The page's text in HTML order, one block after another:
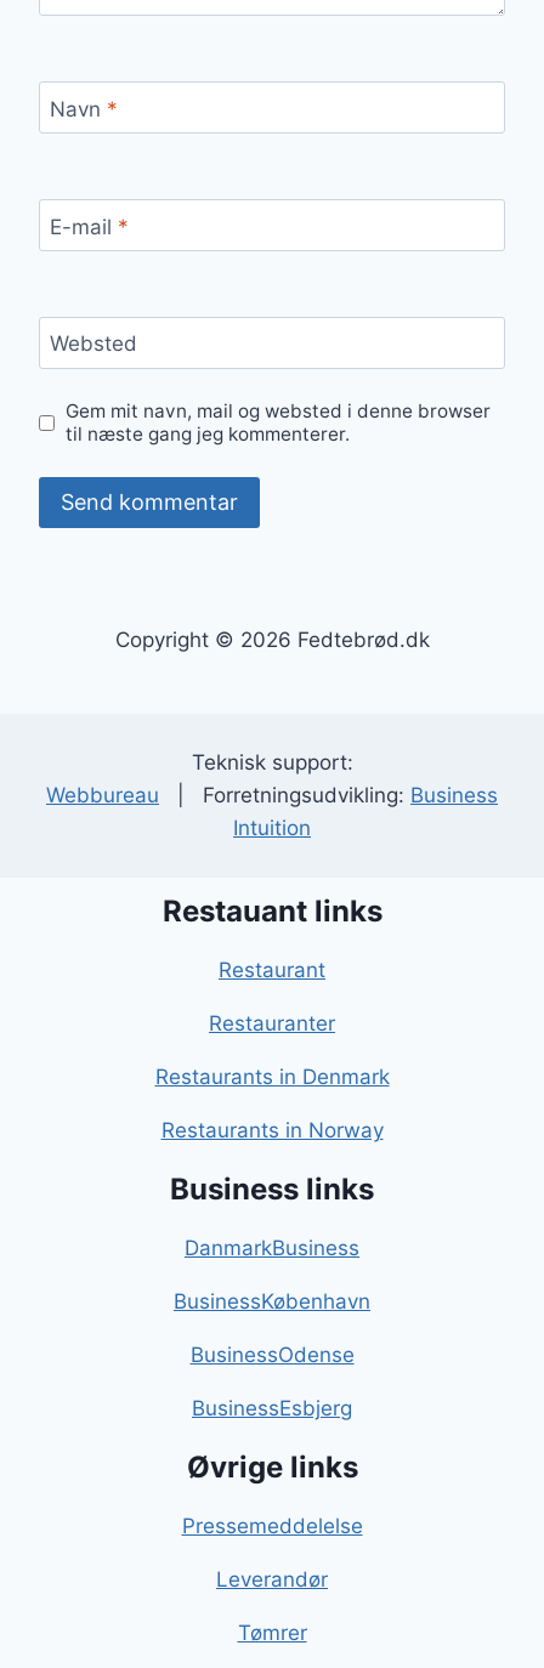
Navn *
E-mail *
Websted
Gem mit navn, mail og websted i denne browser
til næste gang jeg kommenterer.
Copyright © 2026 Fedtebrød.dk
Teknisk support:
Webbureau | Forretningsudvikling: Business
Intuition
Restauant links
Restaurant
Restauranter
Restaurants in Denmark
Restaurants in Norway
Business links
DanmarkBusiness
BusinessKøbenhavn
BusinessOdense
BusinessEsbjerg
Øvrige links
Pressemeddelelse
Leverandør
Tømrer